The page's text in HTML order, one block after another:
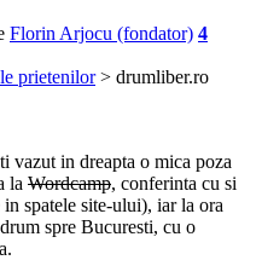
Florin Arjocu (fondator) 4
prietenilor> drumliber.ro
vazut in dreapta o mica poza
la Wordcamp, conferinta cu si
spatele site-ului), iar la ora
spre Bucuresti, cu o